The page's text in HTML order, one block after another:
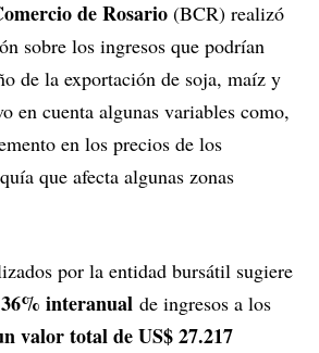
de Rosario (BCR) realizó
sobre los ingresos que podrían
de la exportación de soja, maíz y
en cuenta algunas variables como,
en los precios de los
que afecta algunas zonas
por la entidad bursátil sugiere
interanual de ingresos a los
valor total de US$ 27.217